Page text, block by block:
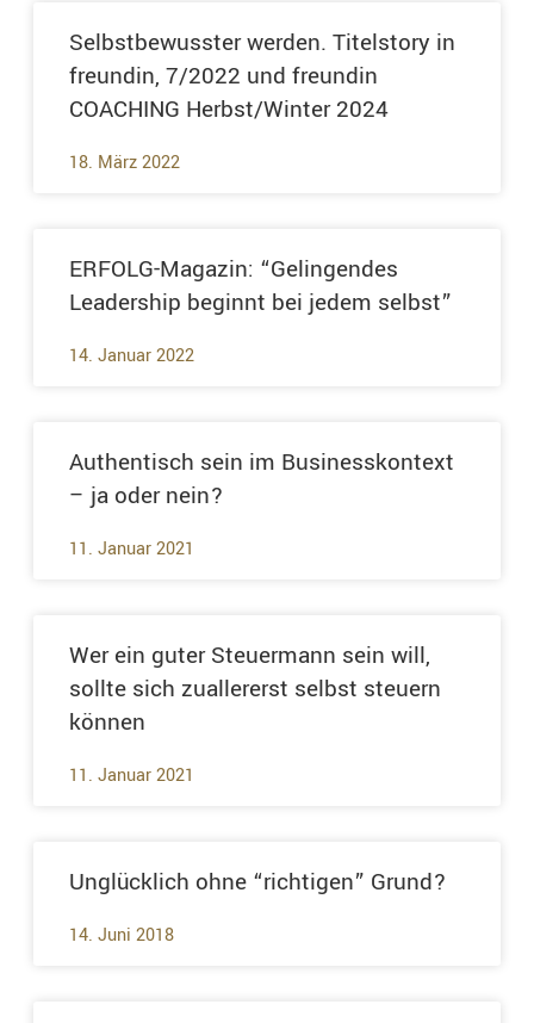
Selbstbewusster werden. Titelstory in
freundin, 7/2022 und freundin
COACHING Herbst/Winter 2024
18. März 2022
ERFOLG-Magazin: “Gelingendes
Leadership beginnt bei jedem selbst”
14. Januar 2022
Authentisch sein im Businesskontext
– ja oder nein?
11. Januar 2021
Wer ein guter Steuermann sein will,
sollte sich zuallererst selbst steuern
können
11. Januar 2021
Unglücklich ohne “richtigen” Grund?
14. Juni 2018